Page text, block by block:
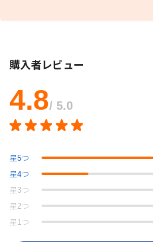
購入者レビュー
4.8/ 5.0
星5つ
星4つ
星 3つ
星 2つ
星 1つ